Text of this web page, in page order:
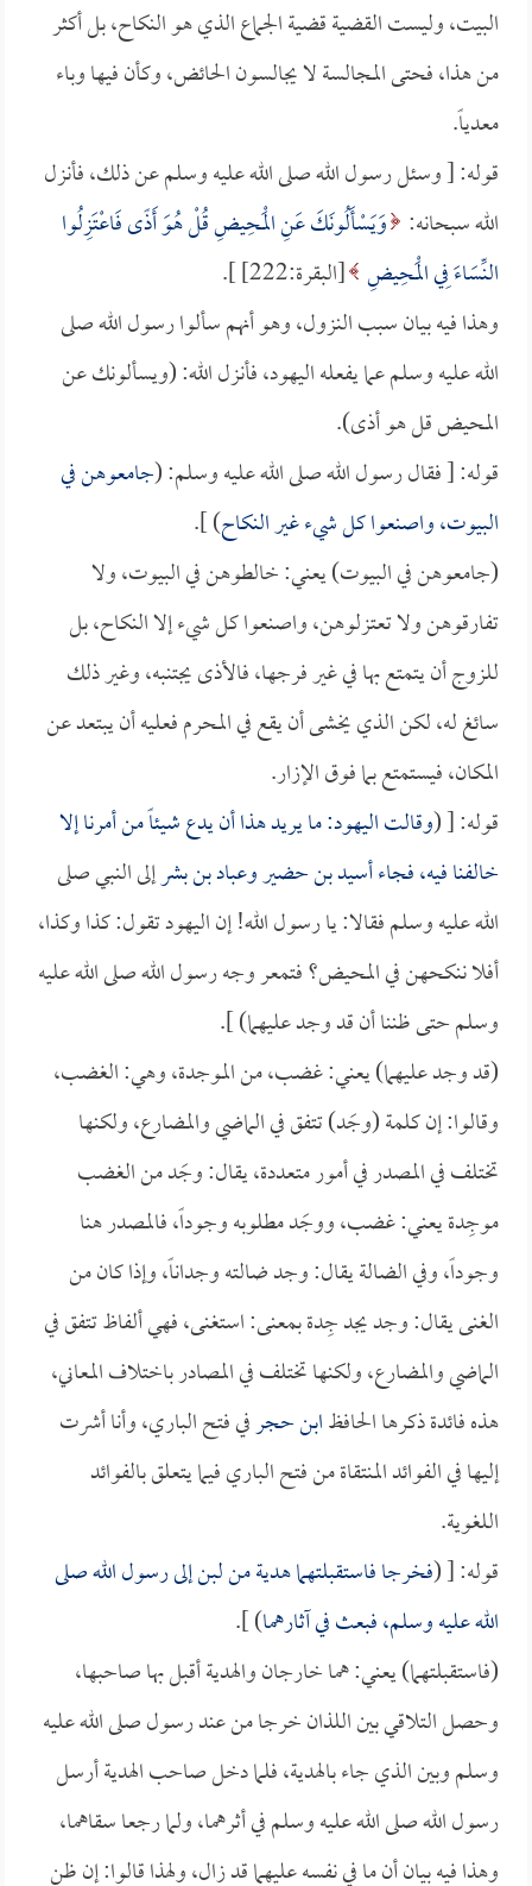
البيت، وليست القضية قضية الجماع الذي هو النكاح، بل أكثر
من هذا، فحتى المجالسة لا يجالسون الحائض، وكأن فيها وباء
معدياً.
قوله: [ وسئل رسول الله صلى الله عليه وسلم عن ذلك، فأنزل
الله سبحانه: وَيَسْأَلُونَكَ عَنِ الْمَحِيضِ قُلْ هُوَ أَذًى فَاعْتَزِلُوا
النِّسَاءَ فِي الْمَحِيضِ [البقرة:222] ].
وهذا فيه بيان سبب النزول، وهو أنهم سألوا رسول الله صلى
الله عليه وسلم عما يفعله اليهود، فأنزل الله: (ويسألونك عن
المحيض قل هو أذى).
قوله: [ فقال رسول الله صلى الله عليه وسلم: (جامعوهن في
البيوت، واصنعوا كل شيء غير النكاح) ].
(جامعوهن في البيوت) يعني: خالطوهن في البيوت، ولا
تفارقوهن ولا تعتزلوهن، واصنعوا كل شيء إلا النكاح، بل
للزوج أن يتمتع بها في غير فرجها، فالأذى يجتنبه، وغير ذلك
سائغ له، لكن الذي يخشى أن يقع في المحرم فعليه أن يبتعد عن
المكان، فيستمتع بما فوق الإزار.
قوله: [ (وقالت اليهود: ما يريد هذا أن يدع شيئاً من أمرنا إلا
خالفنا فيه، فجاءأسيد بن حضيروعباد بن بشرإلى النبي صلى
الله عليه وسلم فقالا: يا رسول الله! إن اليهود تقول: كذا وكذا،
أفلا ننكحهن في المحيض؟ فتمعر وجه رسول الله صلى الله عليه
وسلم حتى ظننا أن قد وجد عليهما) ].
(قد وجد عليهما) يعني: غضب، من الموجدة، وهي: الغضب،
وقالوا: إن كلمة (وجَد) تتفق في الماضي والمضارع، ولكنها
تختلف في المصدر في أمور متعددة، يقال: وجَد من الغضب
موجِدة يعني: غضب، ووجَد مطلوبه وجوداً، فالمصدر هنا
وجوداً، وفي الضالة يقال: وجد ضالته وجداناً، وإذا كان من
الغنى يقال: وجد يجد جِدة بمعنى: استغنى، فهي ألفاظ تتفق في
الماضي والمضارع، ولكنها تختلف في المصادر باختلاف المعاني،
هذه فائدة ذكرها الحافظابن حجرفي فتح الباري، وأنا أشرت
إليها في الفوائد المنتقاة من فتح الباري فيما يتعلق بالفوائد
اللغوية.
قوله: [ (فخرجا فاستقبلتهما هدية من لبن إلى رسول الله صلى
الله عليه وسلم، فبعث في آثارهما) ].
(فاستقبلتهما) يعني: هما خارجان والهدية أقبل بها صاحبها،
وحصل التلاقي بين اللذان خرجا من عند رسول صلى الله عليه
وسلم وبين الذي جاء بالهدية، فلما دخل صاحب الهدية أرسل
رسول الله صلى الله عليه وسلم في أثرهما، ولما رجعا سقاهما،
وهذا فيه بيان أن ما في نفسه عليهما قد زال، ولهذا قالوا: إن ظن